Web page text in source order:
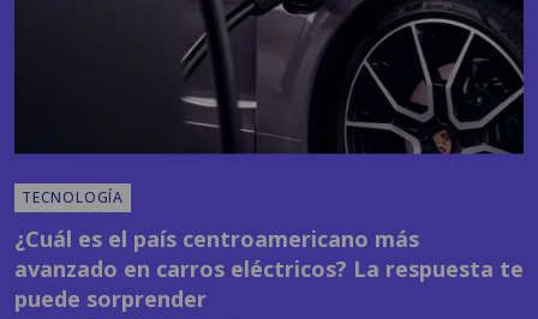
TECNOLOGÍA
¿Cuál es el país centroamericano más
avanzado en carros eléctricos? La respuesta te
puede sorprender